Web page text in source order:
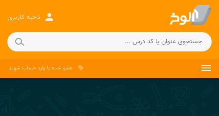
person ناحیه کاربری
local_offer عضو شده یاوارد حساب شوید.